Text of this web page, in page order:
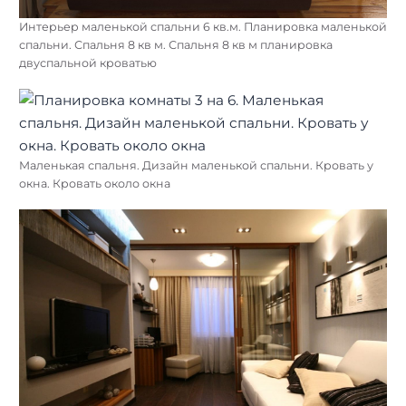
Интерьер маленькой спальни 6 кв.м. Планировка маленькой
спальни. Спальня 8 кв м. Спальня 8 кв м планировка
двуспальной кроватью
Маленькая спальня. Дизайн маленькой спальни. Кровать у
окна. Кровать около окна